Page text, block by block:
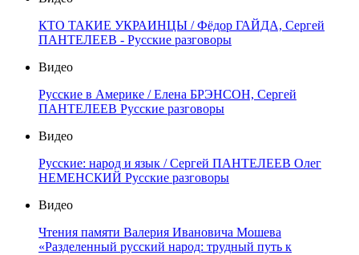
КТО ТАКИЕ УКРАИНЦЫ / Фёдор ГАЙДА, Сергей
ПАНТЕЛЕЕВ - Русские разговоры
Видео
Русские в Америке / Елена БРЭНСОН, Сергей
ПАНТЕЛЕЕВ Русские разговоры
Видео
Русские: народ и язык / Сергей ПАНТЕЛЕЕВ Олег
НЕМЕНСКИЙ Русские разговоры
Видео
Чтения памяти Валерия Ивановича Мошева
«Разделенный русский народ: трудный путь к